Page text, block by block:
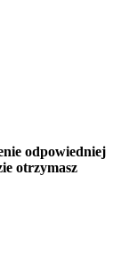
odpowiedniej
otrzymasz